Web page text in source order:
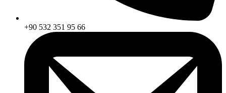
+90 532 351 95 66